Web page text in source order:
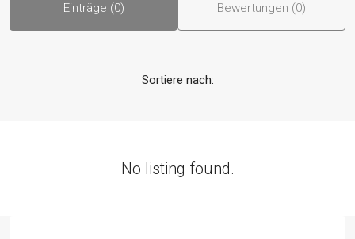
Einträge (0) Bewertungen (0)
Sortiere nach:
No listing found.